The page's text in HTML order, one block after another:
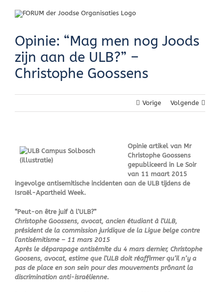
Opinie: “Mag men nog Joods
zijn aan de ULB?” –
Christophe Goossens
Vorige Volgende
Opinie artikel van Mr
Christophe Goossens
gepubliceerd in Le Soir
van 11 maart 2015
ingevolge antisemitische incidenten aan de ULB tijdens de
Israël-Apartheid Week.
“Peut-on être juif à l’ULB?”
Christophe Goossens, avocat, ancien étudiant à l’ULB,
président de la commission juridique de la Ligue belge contre
l’antisémitisme – 11 mars 2015
Après le déparapage antisémite du 4 mars dernier, Christophe
Goosens, avocat, estime que l’ULB doit réaffirmer qu’il n’y a
pas de place en son sein pour des mouvements prônant la
discrimination anti-israélienne.